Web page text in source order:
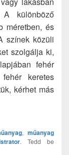
különböző
méretben, és
színek közüli
szolgálja ki,
fehér
keretes
kérhet más
,műanyag
. Tedd be